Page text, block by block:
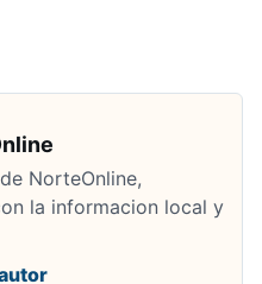
NorteOnline,
la informacion local y